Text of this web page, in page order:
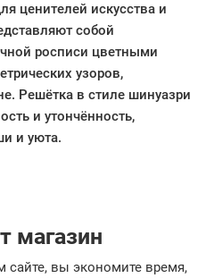
ценителей искусства и
собой
росписи цветными
узоров,
Решётка в стиле шинуазри
и утончённость,
и уюта.
магазин
вы экономите время,